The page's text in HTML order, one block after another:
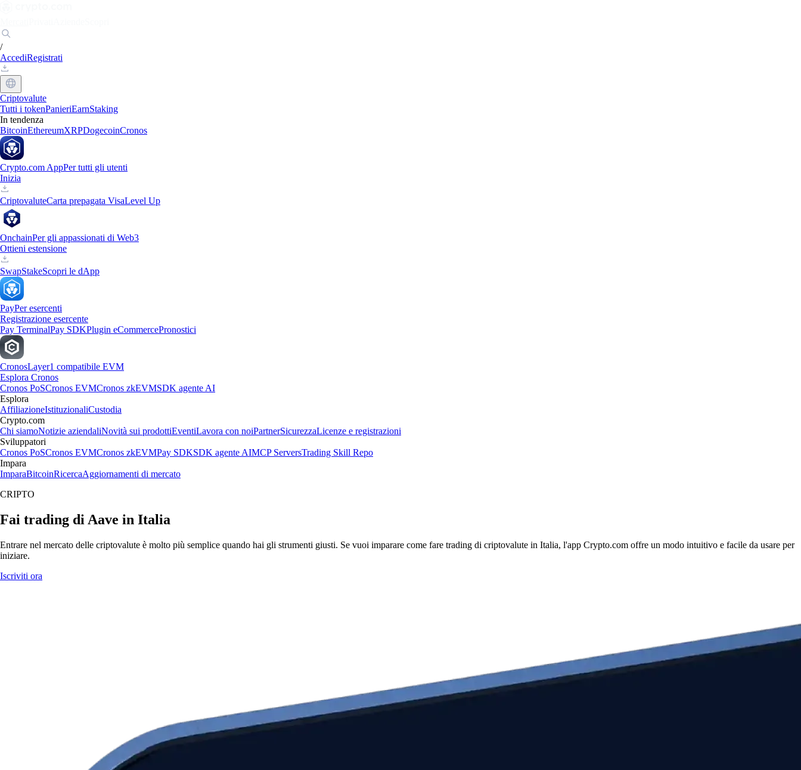
/
AccediRegistrati
Criptovalute
Tutti i tokenPanieriEarnStaking
In tendenza
BitcoinEthereumXRPDogecoinCronos
Crypto.com AppPer tutti gli utenti
Inizia
CriptovaluteCarta prepagata VisaLevel Up
OnchainPer gli appassionati di Web3
Ottieni estensione
SwapStakeScopri le dApp
PayPer esercenti
Registrazione esercente
Pay TerminalPay SDKPlugin eCommercePronostici
CronosLayer1 compatibile EVM
Esplora Cronos
Cronos PoSCronos EVMCronos zkEVMSDK agente AI
Esplora
AffiliazioneIstituzionaliCustodia
Crypto.com
Chi siamoNotizie aziendaliNovità sui prodottiEventiLavora con noiPartnerSicurezzaLicenze e registrazioni
Sviluppatori
Cronos PoSCronos EVMCronos zkEVMPay SDKSDK agente AIMCP ServersTrading Skill Repo
Impara
ImparaBitcoinRicercaAggiornamenti di mercato
CRIPTO
Fai trading di Aave in Italia
Entrare nel mercato delle criptovalute è molto più semplice quando hai gli strumenti giusti. Se vuoi imparare come fare trading di criptovalute in Italia, l'app Crypto.com offre un modo intuitivo e facile da usare per
iniziare.
Iscriviti ora